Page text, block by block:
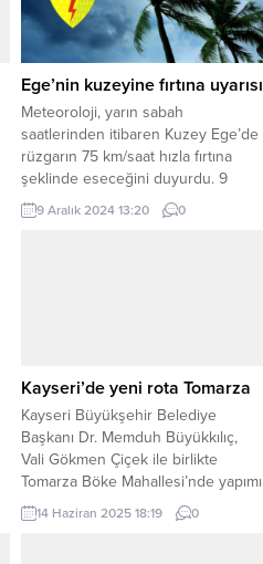
Ege’nin kuzeyine fırtına uyarısı
Meteoroloji, yarın sabah
saatlerinden itibaren Kuzey Ege’de
rüzgarın 75 km/saat hızla fırtına
şeklinde eseceğini duyurdu. 9
Aralık 2024, 16:10 yayınlandı
ANKARA-BHA Ege Denizi‘nin
9 Aralık 2024 13:20 0
Kayseri’de yeni rota Tomarza
Kayseri Büyükşehir Belediye
Başkanı Dr. Memduh Büyükkılıç,
Vali Gökmen Çiçek ile birlikte
Tomarza Böke Mahallesi’nde yapımı
devam eden Kano Parkuru ve
Mesire Alanı’nı yerinde inceledi.
14 Haziran 2025 18:19 0